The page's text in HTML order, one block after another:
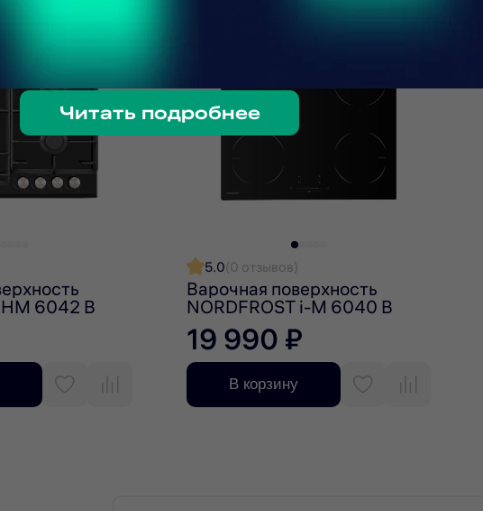
Читать подробнее
чугунные решетки, они имеют специальную форму, которая
и уходе, не подвержены воздействию высоких температур
HM 6042 B
5.0(0 отзывов)
Варочная поверхность
NORDFROST i-M 6040 B
19 990 ₽
В корзину